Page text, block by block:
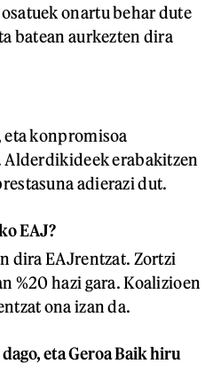
onartu behar dute
batean aurkezten dira
konpromisoa
erabakitzen
adierazi dut.
EAJ?
dira EAJrentzat. Zortzi
%20 hazi gara. Koalizioen
ona izan da.
eta Geroa Baik hiru